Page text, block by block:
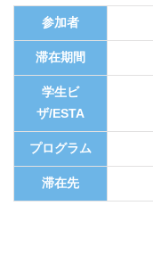
参加者
滞在期間
学生ビ
ザ/ESTA
プログラム
滞在先